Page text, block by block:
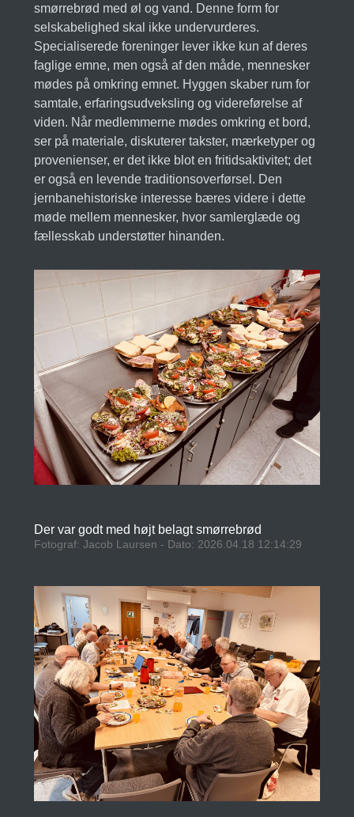
smørrebrød med øl og vand. Denne form for
selskabelighed skal ikke undervurderes.
Specialiserede foreninger lever ikke kun af deres
faglige emne, men også af den måde, mennesker
mødes på omkring emnet. Hyggen skaber rum for
samtale, erfaringsudveksling og videreførelse af
viden. Når medlemmerne mødes omkring et bord,
ser på materiale, diskuterer takster, mærketyper og
provenienser, er det ikke blot en fritidsaktivitet; det
er også en levende traditionsoverførsel. Den
jernbanehistoriske interesse bæres videre i dette
møde mellem mennesker, hvor samlerglæde og
fællesskab understøtter hinanden.
Der var godt med højt belagt smørrebrød
Fotograf: Jacob Laursen - Dato: 2026.04.18 12:14:29